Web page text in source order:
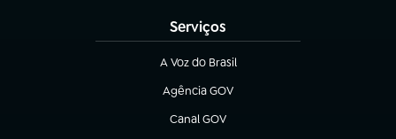
Serviços
A Voz do Brasil
(abre em nova aba)
Agência GOV
(abre em nova aba)
Canal GOV
(abre em nova aba)